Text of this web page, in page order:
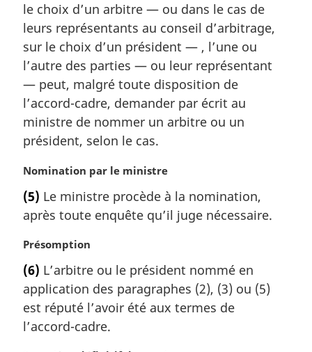
g
i
n
a
:
le choix d’un arbitre — ou dans le cas de
leurs représentants au conseil d’arbitrage,
sur le choix d’un président — , l’une ou
l’autre des parties — ou leur représentant
— peut, malgré toute disposition de
l’accord-cadre, demander par écrit au
ministre de nommer un arbitre ou un
président, selon le cas.
N
t
e
a
r
g
i
n
a
Nomination par le ministre
(5) Le ministre procède à la nomination,
après toute enquête qu’il juge nécessaire.
N
t
e
m
a
Présomption
(6) L’arbitre ou le président nommé en
application des paragraphes (2), (3) ou (5)
est réputé l’avoir été aux termes de
l’accord-cadre.